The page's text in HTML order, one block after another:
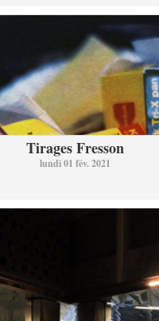
Tirages Fresson
lundi 01 fév. 2021